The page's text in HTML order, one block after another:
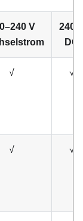
V
240
DC
√ √
√ √